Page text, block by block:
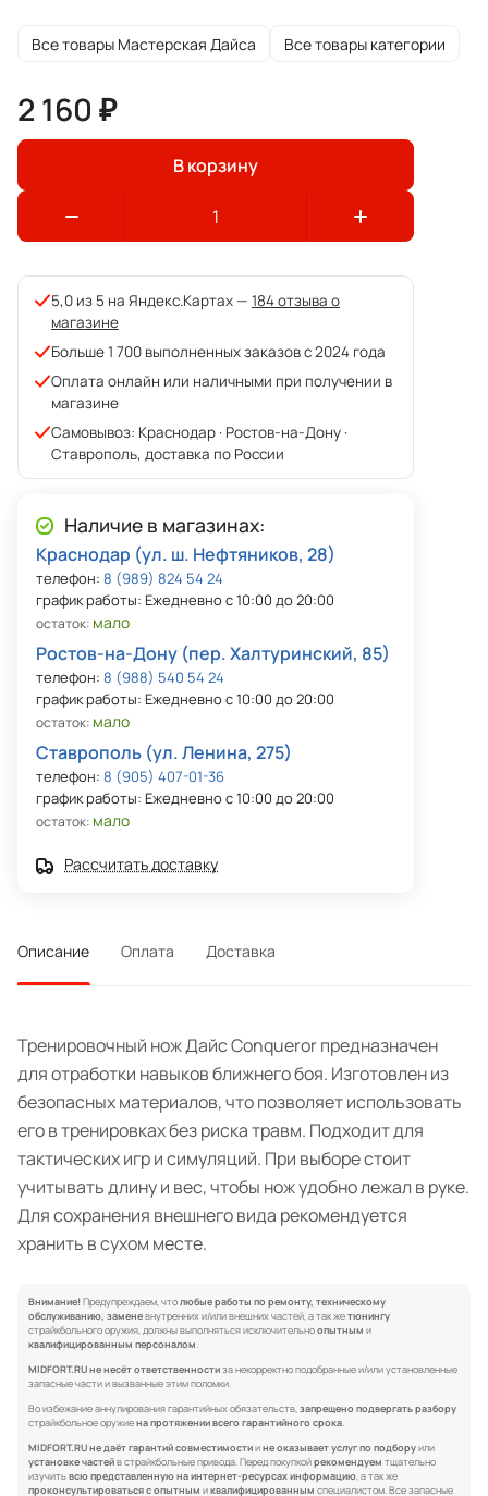
Все товары Мастерская Дайса Все товары категории
2 160 ₽
В корзину
5,0 из 5 на Яндекс.Картах — 184 отзыва о
магазине
Больше 1 700 выполненных заказов с 2024 года
Оплата онлайн или наличными при получении в
магазине
Самовывоз: Краснодар · Ростов-на-Дону ·
Ставрополь, доставка по России
Наличие в магазинах:
Краснодар (ул. ш. Нефтяников, 28)
телефон: 8 (989) 824 54 24
график работы: Ежедневно с 10:00 до 20:00
остаток: мало
Ростов-на-Дону (пер. Халтуринский, 85)
телефон: 8 (988) 540 54 24
график работы: Ежедневно с 10:00 до 20:00
остаток: мало
Ставрополь (ул. Ленина, 275)
телефон: 8 (905) 407-01-36
график работы: Ежедневно с 10:00 до 20:00
остаток: мало
Рассчитать доставку
Описание Оплата Доставка
Тренировочный нож Дайс Conqueror предназначен
для отработки навыков ближнего боя. Изготовлен из
безопасных материалов, что позволяет использовать
его в тренировках без риска травм. Подходит для
тактических игр и симуляций. При выборе стоит
учитывать длину и вес, чтобы нож удобно лежал в руке.
Для сохранения внешнего вида рекомендуется
хранить в сухом месте.
Внимание!Предупреждаем, чтолюбые работы по ремонту, техническому
обслуживанию, заменевнутренних и/или внешних частей, а так жетюнингу
страйкбольного оружия, должны выполняться исключительноопытным и
квалифицированным персоналом.
MIDFORT.RU не несёт ответственностиза некорректно подобранные и/или установленные
запасные части и вызванные этим поломки.
Во избежание аннулирования гарантийных обязательств,запрещено подвергать разбору
страйкбольное оружиена протяжении всего гарантийного срока.
MIDFORT.RU не даёт гарантий совместимостиине оказывает услуг по подборуили
установке частейв страйкбольные привода. Перед покупкойрекомендуем тщательно
изучитьвсю представленную на интернет-ресурсах информацию, а так же
проконсультироваться с опытным иквалифицированным специалистом. Все запасные